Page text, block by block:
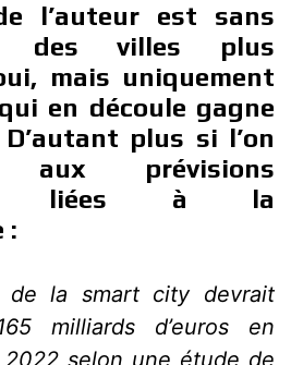
l’auteur est sans
: des villes plus
mais uniquement
en découle gagne
plus si l’on
prévisions
liées à la
:
de la smart city devrait
milliards d’euros en
2022 selon une étude de